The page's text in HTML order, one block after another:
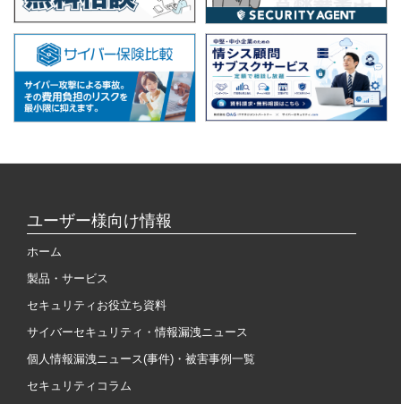
ユーザー様向け情報
ホーム
製品・サービス
セキュリティお役立ち資料
サイバーセキュリティ・情報漏洩ニュース
個人情報漏洩ニュース(事件)・被害事例一覧
セキュリティコラム